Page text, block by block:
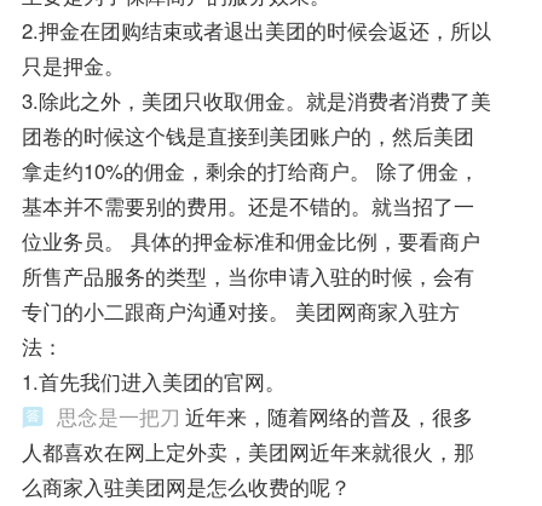
2.押金在团购结束或者退出美团的时候会返还，所以
只是押金。
3.除此之外，美团只收取佣金。就是消费者消费了美
团卷的时候这个钱是直接到美团账户的，然后美团
拿走约10%的佣金，剩余的打给商户。 除了佣金，
基本并不需要别的费用。还是不错的。就当招了一
位业务员。 具体的押金标准和佣金比例，要看商户
所售产品服务的类型，当你申请入驻的时候，会有
专门的小二跟商户沟通对接。 美团网商家入驻方
法：
1.首先我们进入美团的官网。
思念是一把刀 近年来，随着网络的普及，很多
人都喜欢在网上定外卖，美团网近年来就很火，那
么商家入驻美团网是怎么收费的呢？